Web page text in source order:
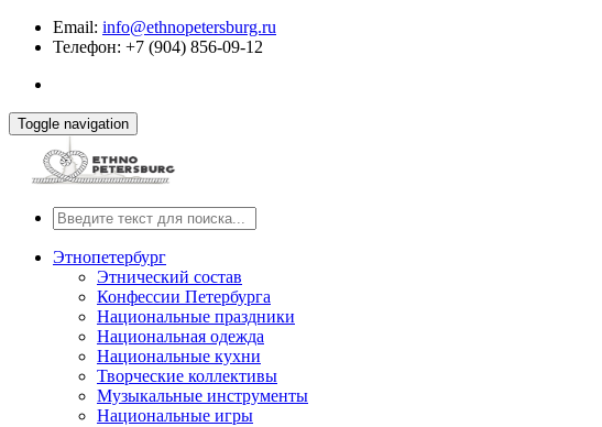
Email: info@ethnopetersburg.ru
Телефон: +7 (904) 856-09-12
Toggle navigation
Этнопетербург
Этнический состав
Конфессии Петербурга
Национальные праздники
Национальная одежда
Национальные кухни
Творческие коллективы
Музыкальные инструменты
Национальные игры